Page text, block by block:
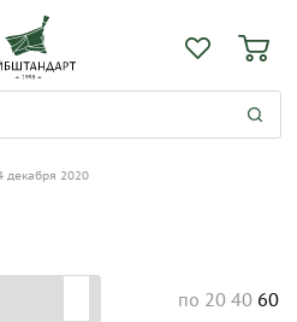
декабря 2020
по 20 40 60